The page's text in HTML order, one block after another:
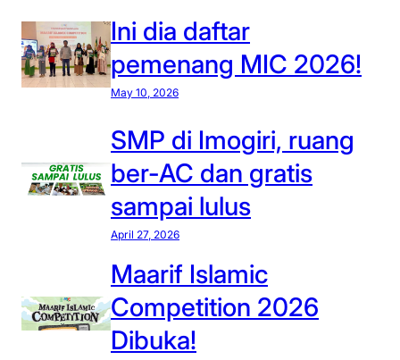
Ini dia daftar
pemenang MIC 2026!
May 10, 2026
SMP di Imogiri, ruang
ber-AC dan gratis
sampai lulus
April 27, 2026
Maarif Islamic
Competition 2026
Dibuka!